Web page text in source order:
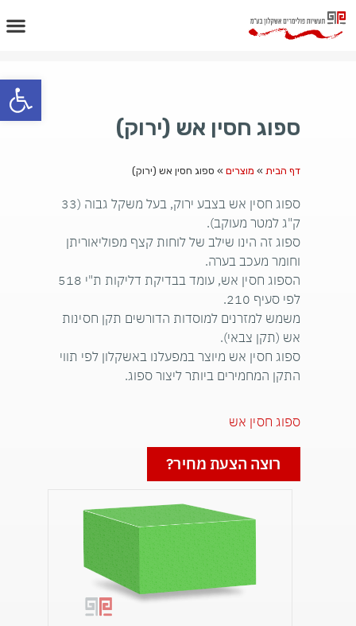
ספוג חסין אש (ירוק)
דף הבית » מוצרים » ספוג חסין אש (ירוק)
ספוג חסין אש בצבע ירוק, בעל משקל גבוה (33
ק"ג למטר מעוקב).
ספוג זה הינו שילב של לוחות קצף מפוליאוריתן
וחומר מעכב בערה.
הספוג חסין אש, עומד בבדיקת דליקות ת"י 518
לפי סעיף 210.
משמש למזרנים למוסדות הדורשים תקן חסינות
אש (תקן צבאי).
ספוג חסין אש מיוצר במפעלנו באשקלון לפי תווי
התקן המחמירים ביותר ליצור ספוג.
ספוג חסין אש
רוצה הצעת מחיר?